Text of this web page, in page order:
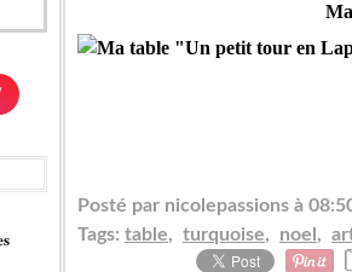
Posté par nicolepassions à
Tags: table, turquoise, noel ,